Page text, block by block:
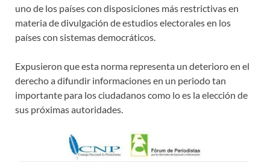
uno de los países con disposiciones más restrictivas en
materia de divulgación de estudios electorales en los
países con sistemas democráticos.
Expusieron que esta norma representa un deterioro en el
derecho a difundir informaciones en un periodo tan
importante para los ciudadanos como lo es la elección de
sus próximas autoridades.